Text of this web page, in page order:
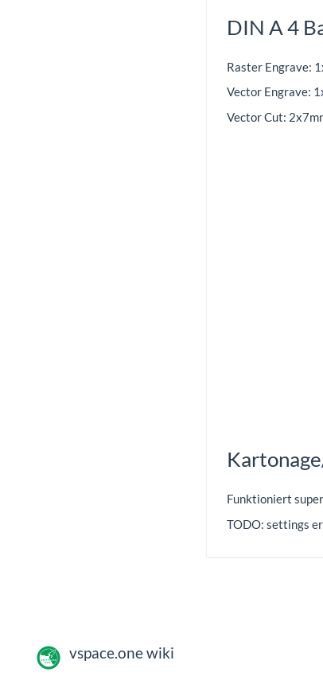
DIN A 4
Raster Engrave:
Vector Engrave:
Vector Cut:
Funktioniert
TODO: settings
vspace.one wiki